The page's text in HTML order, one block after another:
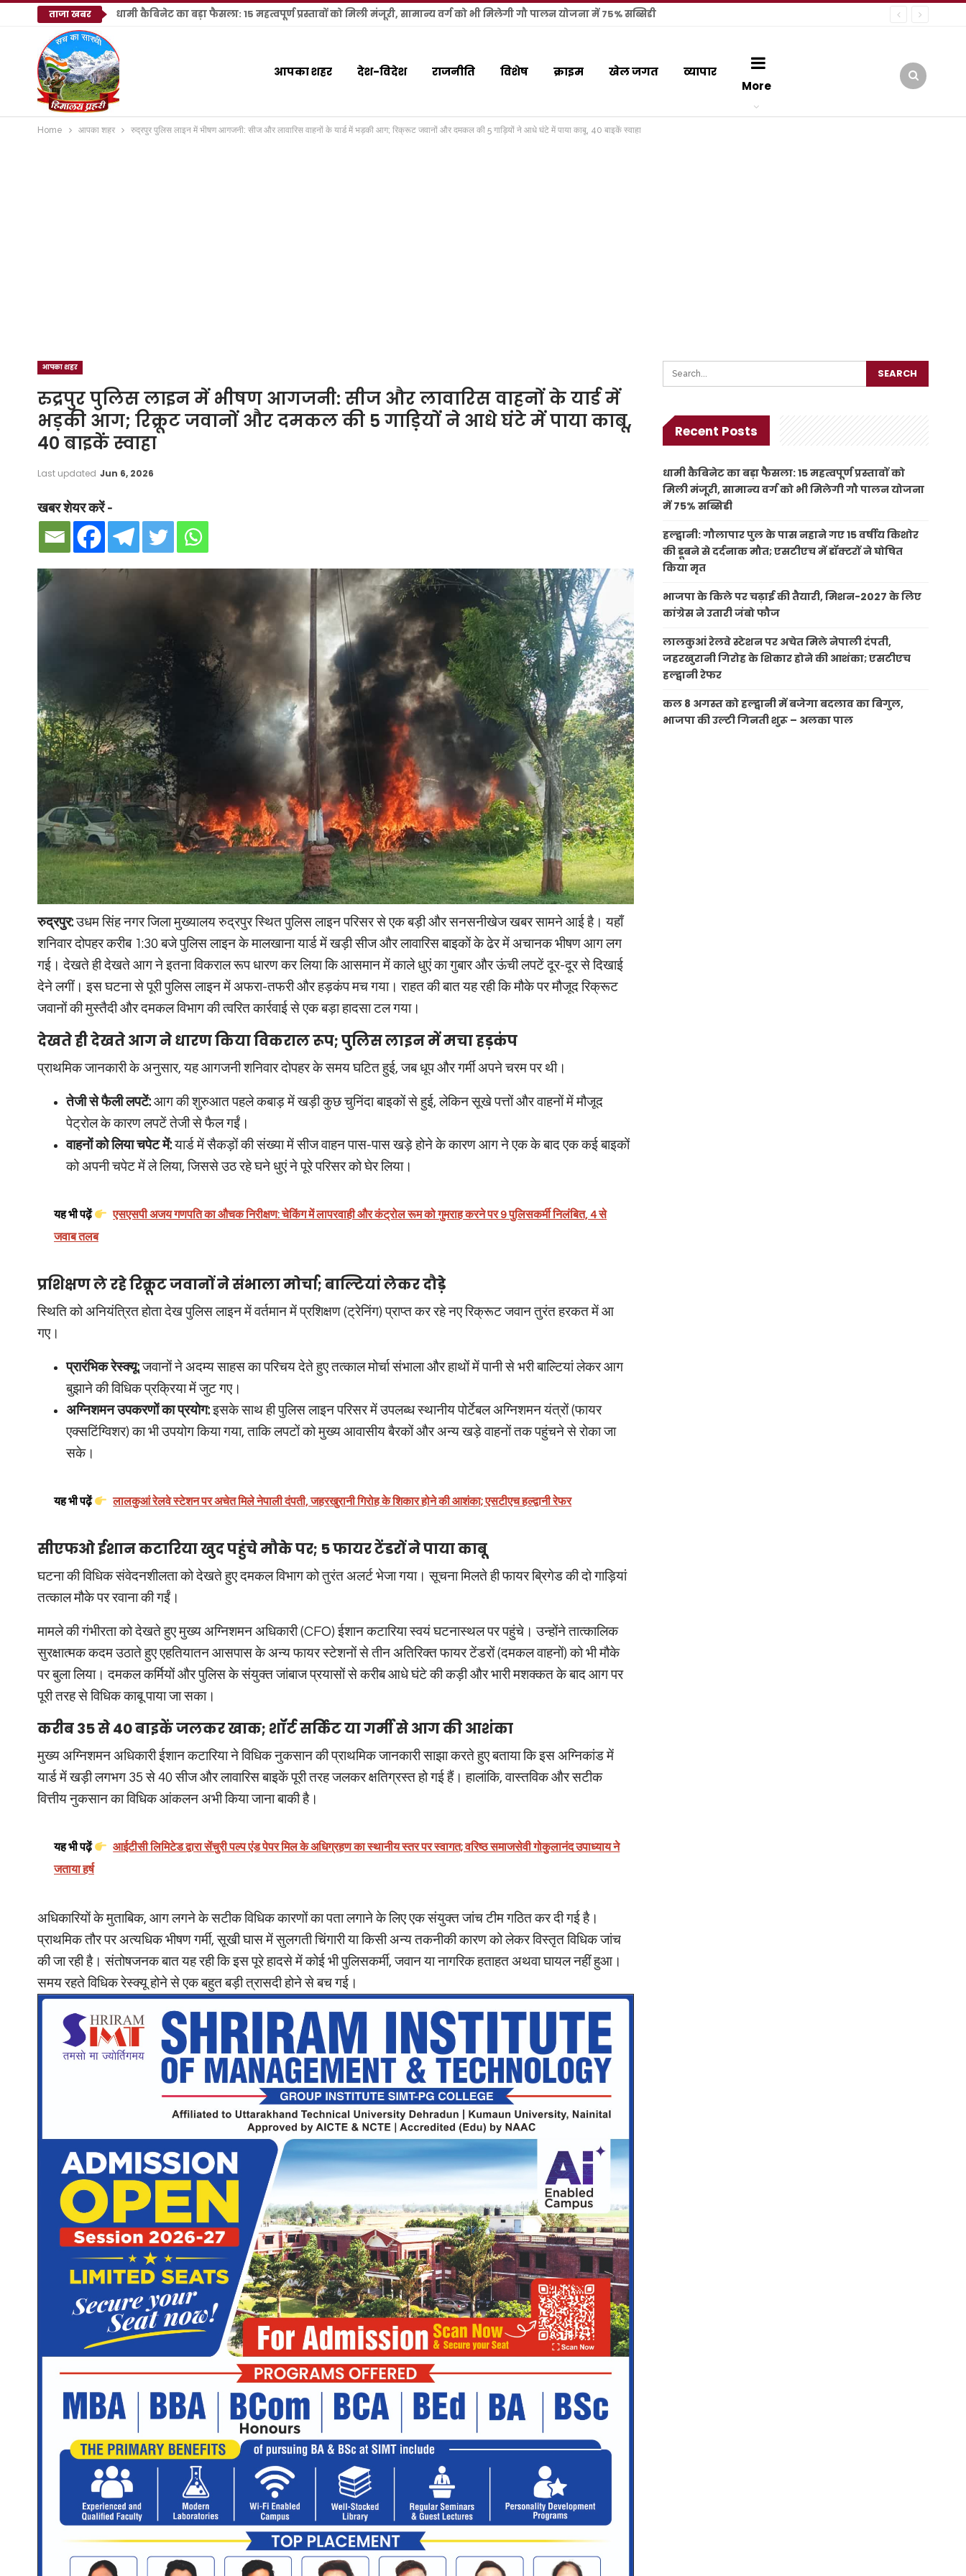
ताजा खबर धामी कैबिनेट का बड़ा फैसला: 15 महत्वपूर्ण प्रस्तावों को मिली मंजूरी, सामान्य वर्ग को भी मिलेगी गौ पालन योजना में 75% सब्सिडी
आपका शहर देश-विदेश राजनीति विशेष क्राइम खेल जगत
व्यापार
More
Home आपका शहर रुद्रपुर पुलिस लाइन में भीषण आगजनी: सीज और लावारिस वाहनों के यार्ड में भड़की आग; रिक्रूट जवानों और दमकल की 5 गाड़ियों ने आधे घंटे में पाया काबू, 40 बाइकें स्वाहा
आपका शहर
रुद्रपुर पुलिस लाइन में भीषण आगजनी: सीज और लावारिस वाहनों के यार्ड में
भड़की आग; रिक्रूट जवानों और दमकल की 5 गाड़ियों ने आधे घंटे में पाया काबू,
40 बाइकें स्वाहा
Last updated Jun 6, 2026
खबर शेयर करें -
रुद्रपुर:उधम सिंह नगर जिला मुख्यालय रुद्रपुर स्थित पुलिस लाइन परिसर से एक बड़ी और सनसनीखेज खबर सामने आई है। यहाँ
शनिवार दोपहर करीब 1:30 बजे पुलिस लाइन के मालखाना यार्ड में खड़ी सीज और लावारिस बाइकों के ढेर में अचानक भीषण आग लग
गई। देखते ही देखते आग ने इतना विकराल रूप धारण कर लिया कि आसमान में काले धुएं का गुबार और ऊंची लपटें दूर-दूर से दिखाई
देने लगीं। इस घटना से पूरी पुलिस लाइन में अफरा-तफरी और हड़कंप मच गया। राहत की बात यह रही कि मौके पर मौजूद रिक्रूट
जवानों की मुस्तैदी और दमकल विभाग की त्वरित कार्रवाई से एक बड़ा हादसा टल गया।
देखते ही देखते आग ने धारण किया विकराल रूप; पुलिस लाइन में मचा हड़कंप
प्राथमिक जानकारी के अनुसार, यह आगजनी शनिवार दोपहर के समय घटित हुई, जब धूप और गर्मी अपने चरम पर थी।
तेजी से फैली लपटें: आग की शुरुआत पहले कबाड़ में खड़ी कुछ चुनिंदा बाइकों से हुई, लेकिन सूखे पत्तों और वाहनों में मौजूद
पेट्रोल के कारण लपटें तेजी से फैल गईं।
वाहनों को लिया चपेट में:यार्ड में सैकड़ों की संख्या में सीज वाहन पास-पास खड़े होने के कारण आग ने एक के बाद एक कई बाइकों
को अपनी चपेट में ले लिया, जिससे उठ रहे घने धुएं ने पूरे परिसर को घेर लिया।
यह भी पढ़ें
एसएसपी अजय गणपति का औचक निरीक्षण: चेकिंग में लापरवाही और कंट्रोल रूम को गुमराह करने पर 9 पुलिसकर्मी निलंबित, 4 से
जवाब तलब
प्रशिक्षण ले रहे रिक्रूट जवानों ने संभाला मोर्चा; बाल्टियां लेकर दौड़े
स्थिति को अनियंत्रित होता देख पुलिस लाइन में वर्तमान में प्रशिक्षण (ट्रेनिंग) प्राप्त कर रहे नए रिक्रूट जवान तुरंत हरकत में आ
गए।
प्रारंभिक रेस्क्यू:जवानों ने अदम्य साहस का परिचय देते हुए तत्काल मोर्चा संभाला और हाथों में पानी से भरी बाल्टियां लेकर आग
बुझाने की विधिक प्रक्रिया में जुट गए।
अग्निशमन उपकरणों का प्रयोग:इसके साथ ही पुलिस लाइन परिसर में उपलब्ध स्थानीय पोर्टेबल अग्निशमन यंत्रों (फायर
एक्सटिंग्विशर) का भी उपयोग किया गया, ताकि लपटों को मुख्य आवासीय बैरकों और अन्य खड़े वाहनों तक पहुंचने से रोका जा
सके।
यह भी पढ़ें लालकुआं रेलवे स्टेशन पर अचेत मिले नेपाली दंपती, जहरखुरानी गिरोह के शिकार होने की आशंका; एसटीएच हल्द्वानी रेफर
सीएफओ ईशान कटारिया खुद पहुंचे मौके पर; 5 फायर टेंडरों ने पाया काबू
घटना की विधिक संवेदनशीलता को देखते हुए दमकल विभाग को तुरंत अलर्ट भेजा गया। सूचना मिलते ही फायर ब्रिगेड की दो गाड़ियां
तत्काल मौके पर रवाना की गईं।
मामले की गंभीरता को देखते हुए मुख्य अग्निशमन अधिकारी (CFO) ईशान कटारिया स्वयं घटनास्थल पर पहुंचे। उन्होंने तात्कालिक
सुरक्षात्मक कदम उठाते हुए एहतियातन आसपास के अन्य फायर स्टेशनों से तीन अतिरिक्त फायर टेंडरों (दमकल वाहनों) को भी मौके
पर बुला लिया। दमकल कर्मियों और पुलिस के संयुक्त जांबाज प्रयासों से करीब आधे घंटे की कड़ी और भारी मशक्कत के बाद आग पर
पूरी तरह से विधिक काबू पाया जा सका।
करीब 35 से 40 बाइकें जलकर खाक; शॉर्ट सर्किट या गर्मी से आग की आशंका
मुख्य अग्निशमन अधिकारी ईशान कटारिया ने विधिक नुकसान की प्राथमिक जानकारी साझा करते हुए बताया कि इस अग्निकांड में
यार्ड में खड़ी लगभग 35 से 40 सीज और लावारिस बाइकें पूरी तरह जलकर क्षतिग्रस्त हो गई हैं। हालांकि, वास्तविक और सटीक
वित्तीय नुकसान का विधिक आंकलन अभी किया जाना बाकी है।
यह भी पढ़ें
आईटीसी लिमिटेड द्वारा सेंचुरी पल्प एंड पेपर मिल के अधिग्रहण का स्थानीय स्तर पर स्वागत; वरिष्ठ समाजसेवी गोकुलानंद उपाध्याय ने
जताया हर्ष
अधिकारियों के मुताबिक, आग लगने के सटीक विधिक कारणों का पता लगाने के लिए एक संयुक्त जांच टीम गठित कर दी गई है।
प्राथमिक तौर पर अत्यधिक भीषण गर्मी, सूखी घास में सुलगती चिंगारी या किसी अन्य तकनीकी कारण को लेकर विस्तृत विधिक जांच
की जा रही है। संतोषजनक बात यह रही कि इस पूरे हादसे में कोई भी पुलिसकर्मी, जवान या नागरिक हताहत अथवा घायल नहीं हुआ।
समय रहते विधिक रेस्क्यू होने से एक बहुत बड़ी त्रासदी होने से बच गई।
Recent Posts
धामी कैबिनेट का बड़ा फैसला: 15 महत्वपूर्ण प्रस्तावों को
मिली मंजूरी, सामान्य वर्ग को भी मिलेगी गौ पालन योजना
में 75% सब्सिडी
हल्द्वानी: गौलापार पुल के पास नहाने गए 15 वर्षीय किशोर
की डूबने से दर्दनाक मौत; एसटीएच में डॉक्टरों ने घोषित
किया मृत
भाजपा के किले पर चढ़ाई की तैयारी, मिशन-2027 के लिए
कांग्रेस ने उतारी जंबो फौज
लालकुआं रेलवे स्टेशन पर अचेत मिले नेपाली दंपती,
जहरखुरानी गिरोह के शिकार होने की आशंका; एसटीएच
हल्द्वानी रेफर
कल 8 अगस्त को हल्द्वानी में बजेगा बदलाव का बिगुल,
भाजपा की उल्टी गिनती शुरू – अलका पाल